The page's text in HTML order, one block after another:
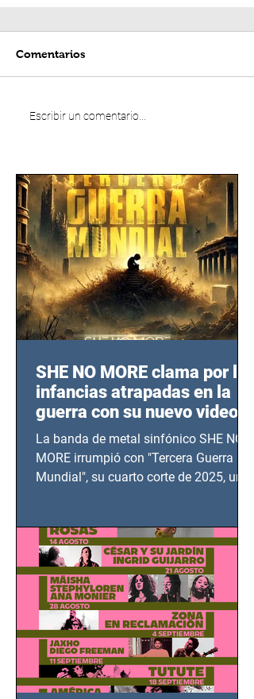
Comentarios
Escribir un comentario...
SHE NO MORE clama por las
infancias atrapadas en la
guerra con su nuevo video
TERCERA GUERRA
MUNDIAL
La banda de metal sinfónico SHE NO
MORE irrumpió con "Tercera Guerra
Mundial", su cuarto corte de 2025, un
bélicos.